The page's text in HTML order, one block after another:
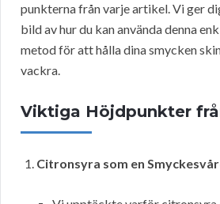
punkterna från varje artikel. Vi ger
bild av hur du kan använda denna
metod för att hålla dina smycken
vackra.
Viktiga Höjdpunkter
Citronsyra som en